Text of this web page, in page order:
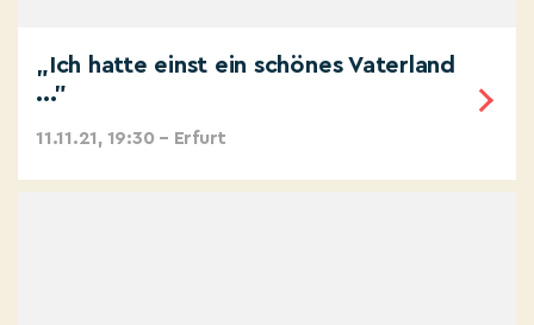
„Ich hatte einst ein schönes Vaterland
..."
11.11.21, 19:30 – Erfurt